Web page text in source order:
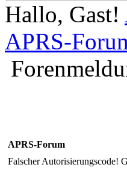
Hallo, Gast!
APRS-
APRS-Forum
Falscher Autorisierungscode!